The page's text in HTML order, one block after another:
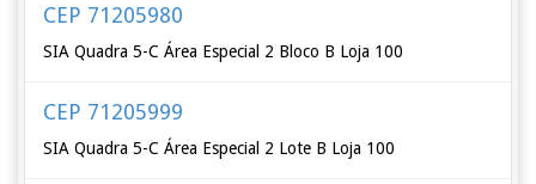
CEP 71205980
SIA Quadra 5-C Área Especial 2 Bloco B Loja 100
CEP 71205999
SIA Quadra 5-C Área Especial 2 Lote B Loja 100